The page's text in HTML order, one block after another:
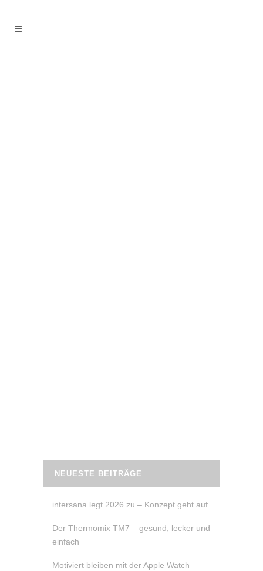
NEUESTE BEITRÄGE
intersana legt 2026 zu – Konzept geht auf
Der Thermomix TM7 – gesund, lecker und
einfach
Motiviert bleiben mit der Apple Watch